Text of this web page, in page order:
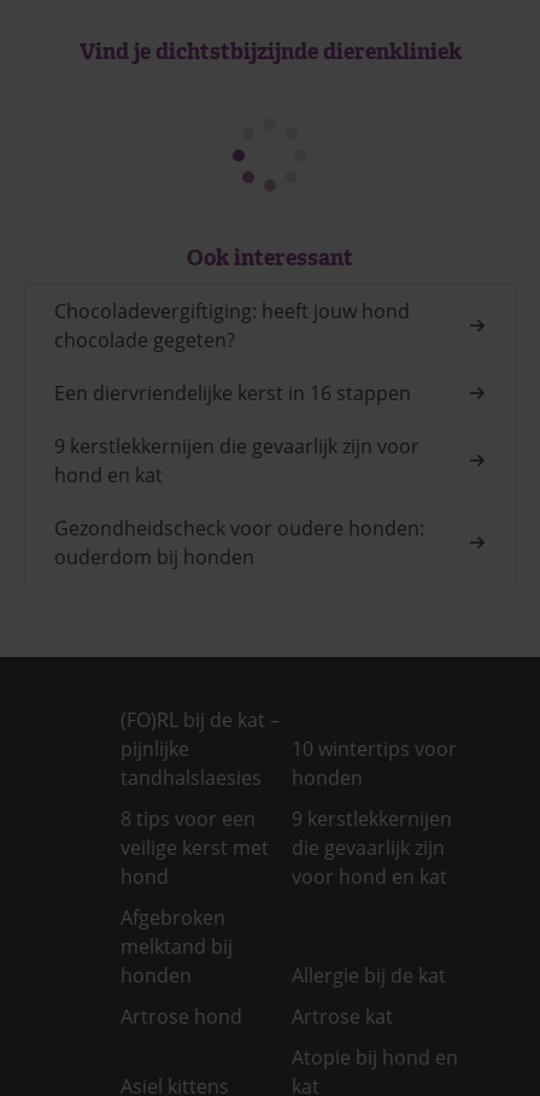
Vind je dichtstbijzijnde dierenkliniek
Ook interessant
Chocoladevergiftiging: heeft jouw hond
chocolade gegeten?
Een diervriendelijke kerst in 16 stappen
9 kerstlekkernijen die gevaarlijk zijn voor
hond en kat
Gezondheidscheck voor oudere honden:
ouderdom bij honden
(FO)RL bij de kat –
pijnlijke
tandhalslaesies
10 wintertips voor
honden
8 tips voor een
veilige kerst met
hond
9 kerstlekkernijen
die gevaarlijk zijn
voor hond en kat
Afgebroken
melktand bij
honden
Allergie bij de kat
Artrose hond
Artrose kat
Asiel kittens
Atopie bij hond en
kat